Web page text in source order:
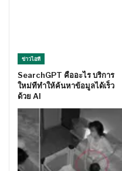
ข่าวไอที
SearchGPT คืออะไร บริการ
ใหม่ทีทำให้ค้นหาข้อมูลได้เร็ว
ด้วย AI